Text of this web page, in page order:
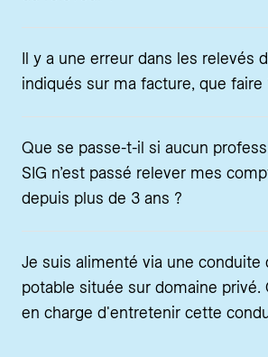
Il y a une erreur dans les relevés
indiqués sur ma facture, que faire
Que se passe-t-il si aucun
SIG n’est passé relever mes
depuis plus de 3 ans ?
Je suis alimenté via une conduite
potable située sur domaine privé.
en charge d'entretenir cette